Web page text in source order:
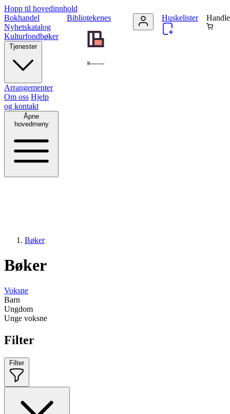
Hopp til hovedinnhold
Bibliotekenes
Bokhandel
Nyhetskatalog
Kulturfondbøker
Tjenester
Arrangementer
Om oss Hjelp
og kontakt
Åpne
hovedmeny
Huskelister
Bøker
Bøker
Voksne
Barn
Ungdom
Unge voksne
Filter
Filter